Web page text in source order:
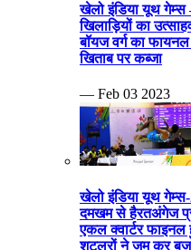
खेलो इंडिया यूथ
खिलाड़ियों का
बॉयज वर्ग का
खिताब पर कब्जा
— Feb 03 2023
खेलो इंडिया यूथ गेम्स-
दमखम से हैरतअंगेज
एकल क्वार्टर फाइनल
शटलरों ने जम कर